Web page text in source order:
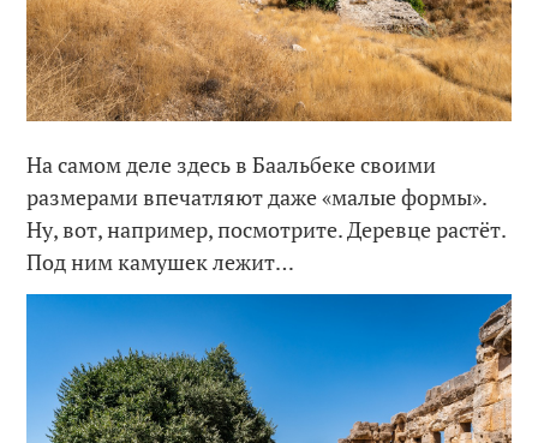
На самом деле здесь в Баальбеке своими
размерами впечатляют даже «малые формы».
Ну, вот, например, посмотрите. Деревце растёт.
Под ним камушек лежит…